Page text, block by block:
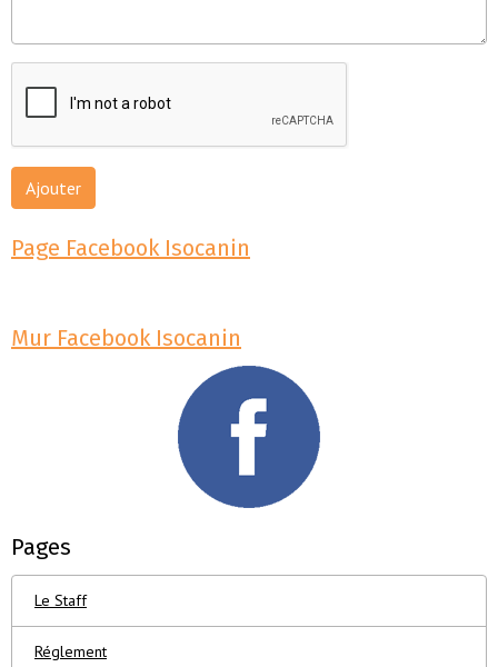
Ajouter
Page Facebook Isocanin
Mur Facebook Isocanin
Pages
Le Staff
Réglement